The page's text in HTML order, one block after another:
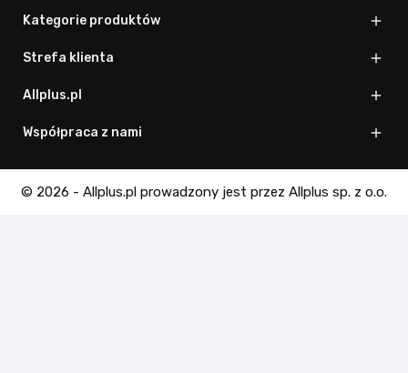
Kategorie produktów 
Strefa klienta 
Allplus.pl 
Współpraca z nami 
© 2026 - Allplus.pl prowadzony jest przez Allplus sp. z o.o.